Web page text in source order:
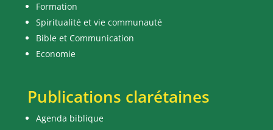
Formation
Spiritualité et vie communauté
Bible et Communication
Economie
Publications clarétaines
Agenda biblique